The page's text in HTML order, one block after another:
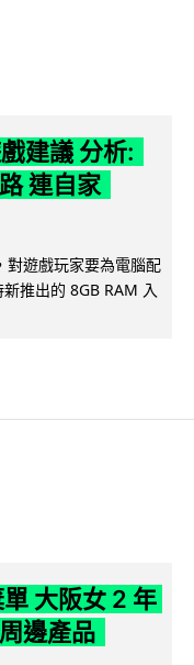
建議 分析:
連自家
遊戲玩家要為電腦配
推出的 8GB RAM 入
大阪女 2 年
邊產品